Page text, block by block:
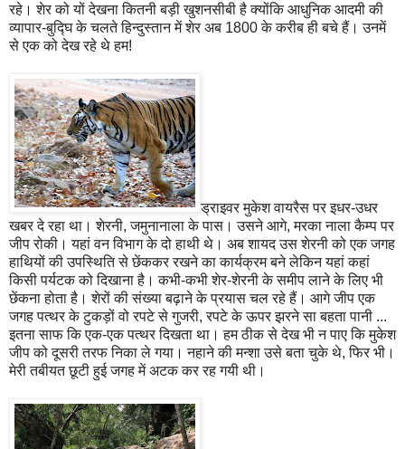
रहे। शेर को यों देखना कितनी बड़ी खुशनसीबी है क्योंकि आधुनिक आदमी की
व्यापार-बुद्घि के चलते हिन्दुस्तान में शेर अब 1800 के करीब ही बचे हैं। उनमें
से एक को देख रहे थे हम!
ड्राइवर मुकेश वायरैस पर इधर-उधर
खबर दे रहा था। शेरनी, जमुनानाला के पास। उसने आगे, मरका नाला कैम्प पर
जीप रोकी। यहां वन विभाग के दो हाथी थे। अब शायद उस शेरनी को एक जगह
हाथियों की उपस्थिति से छेंककर रखने का कार्यक्रम बने लेकिन यहां कहां
किसी पर्यटक को दिखाना है। कभी-कभी शेर-शेरनी के समीप लाने के लिए भी
छेंकना होता है। शेरों की संख्या बढ़ाने के प्रयास चल रहे हैं। आगे जीप एक
जगह पत्थर के टुकड़ों वो रपटे से गुजरी, रपटे के ऊपर झरने सा बहता पानी ...
इतना साफ कि एक-एक पत्थर दिखता था। हम ठीक से देख भी न पाए कि मुकेश
जीप को दूसरी तरफ निका ले गया। नहाने की मन्शा उसे बता चुके थे, फिर भी।
मेरी तबीयत छूटी हुई जगह में अटक कर रह गयी थी।